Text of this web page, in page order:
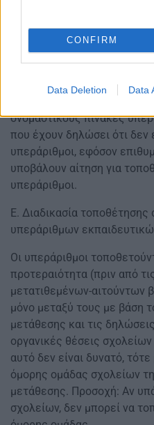
CONFIRM
Data Deletion Data
Δ. Δηλώσεις προτίμησης
τοποθέτηση σε οργανικά
ονομαστικούς πίνακες
που έχουν δηλώσει ότι δεν
υπεράριθμοι, εφόσον
υποβάλουν αίτηση για
υπεράριθμοι.
Ε. Διαδικασία τοποθέτησης
υπεράριθμων
Οι υπεράριθμοι
προτεραιότητα (πριν από
μετατιθεμένων-αιτούντων
μόνο μεταξύ τους με βάση
μετάθεσης και τις
οργανικές θέσεις
αυτό δεν είναι δυνατό,
όμορης ομάδας σχολείων
μετάθεσης. Προσοχή: Αν
σχολείων, δεν μπορεί να